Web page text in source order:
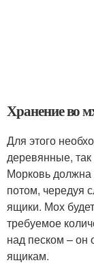
Хранение во
Для этого
деревянные,
Морковь
потом, чередуя
ящики. Мох
требуемое
над песком – он
ящикам.